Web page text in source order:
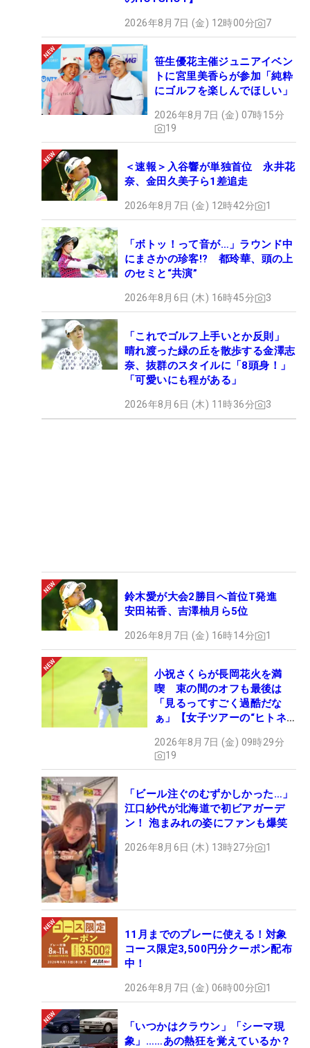
2026年8月7日 (金) 12時00分 7
笹生優花主催ジュニアイベン
トに宮里美香らが参加「純粋
にゴルフを楽しんでほしい」
2026年8月7日 (金) 07時15分
19
＜速報＞入谷響が単独首位 永井花
奈、金田久美子ら1差追走
2026年8月7日 (金) 12時42分 1
「ボトッ！って音が…」ラウンド中
にまさかの珍客!? 都玲華、頭の上
のセミと“共演”
2026年8月6日 (木) 16時45分 3
「これでゴルフ上手いとか反則」
晴れ渡った緑の丘を散歩する金澤志
奈、抜群のスタイルに「8頭身！」
「可愛いにも程がある」
2026年8月6日 (木) 11時36分 3
鈴木愛が大会2勝目へ首位T発進
安田祐香、吉澤柚月ら5位
2026年8月7日 (金) 16時14分 1
小祝さくらが長岡花火を満
喫 束の間のオフも最後は
「見るってすごく過酷だな
ぁ」【女子ツアーの“ヒトネ
2026年8月7日 (金) 09時29分
19
「ビール注ぐのむずかしかった…」
江口紗代が北海道で初ビアガーデ
ン！ 泡まみれの姿にファンも爆笑
2026年8月6日 (木) 13時27分 1
11月までのプレーに使える！対象
コース限定3,500円分クーポン配布
中！
2026年8月7日 (金) 06時00分 1
「いつかはクラウン」「シーマ現
象」……あの熱狂を覚えているか？